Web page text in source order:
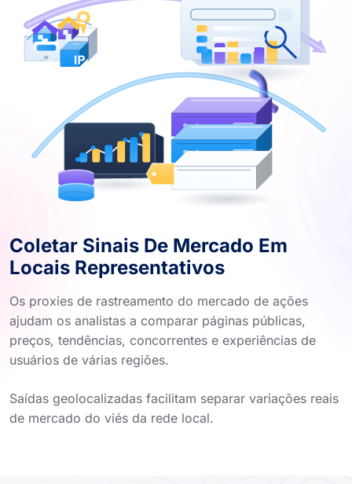
Coletar Sinais De Mercado Em
Locais Representativos
Os proxies de rastreamento do mercado de ações
ajudam os analistas a comparar páginas públicas,
preços, tendências, concorrentes e experiências de
usuários de várias regiões.
Saídas geolocalizadas facilitam separar variações reais
de mercado do viés da rede local.